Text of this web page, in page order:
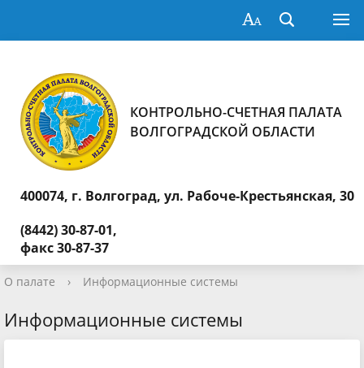
КОНТРОЛЬНО-СЧЕТНАЯ ПАЛАТА
ВОЛГОГРАДСКОЙ ОБЛАСТИ
400074, г. Волгоград, ул. Рабоче-Крестьянская, 30
(8442) 30-87-01,
факс 30-87-37
О палате › Информационные системы
Информационные системы